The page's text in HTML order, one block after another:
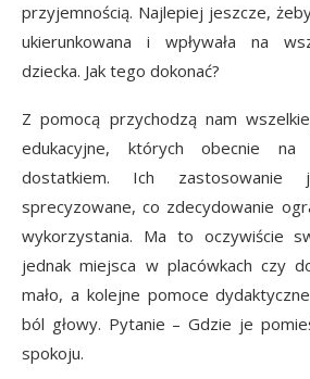
przyjemnością. Najlepiej jeszcze,
ukierunkowana i wpływała na
dziecka. Jak tego dokonać?
Z pomocą przychodzą nam
edukacyjne, których obecnie
dostatkiem. Ich
sprecyzowane, co zdecydowanie
wykorzystania. Ma to oczywiście
jednak miejsca w placówkach czy
mało, a kolejne pomoce
ból głowy. Pytanie – Gdzie je
spokoju.